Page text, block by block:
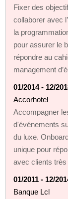
Fixer des
collaborer avec
la
pour assurer le
répondre au
management
01/2014 - 12/
Accorhotel
Accompagner
d'événements
du luxe.
unique pour
avec clients
01/2011 - 12/
Banque Lcl